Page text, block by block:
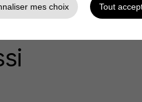
mes choix Tout